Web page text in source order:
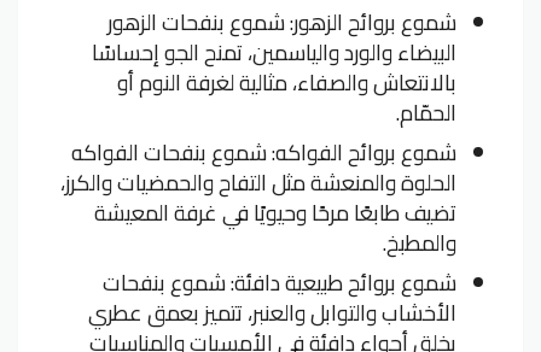
شموع بروائح الزهور: شموع بنفحات الزهور
البيضاء والورد والياسمين، تمنح الجو إحساسًا
بالانتعاش والصفاء، مثالية لغرفة النوم أو
الحمّام.
شموع بروائح الفواكه: شموع بنفحات الفواكه
الحلوة والمنعشة مثل التفاح والحمضيات والكرز،
تضيف طابعًا مرحًا وحيويًا في غرفة المعيشة
والمطبخ.
شموع بروائح طبيعية دافئة: شموع بنفحات
الأخشاب والتوابل والعنبر، تتميز بعمق عطري
يخلق أجواء دافئة في الأمسيات والمناسبات